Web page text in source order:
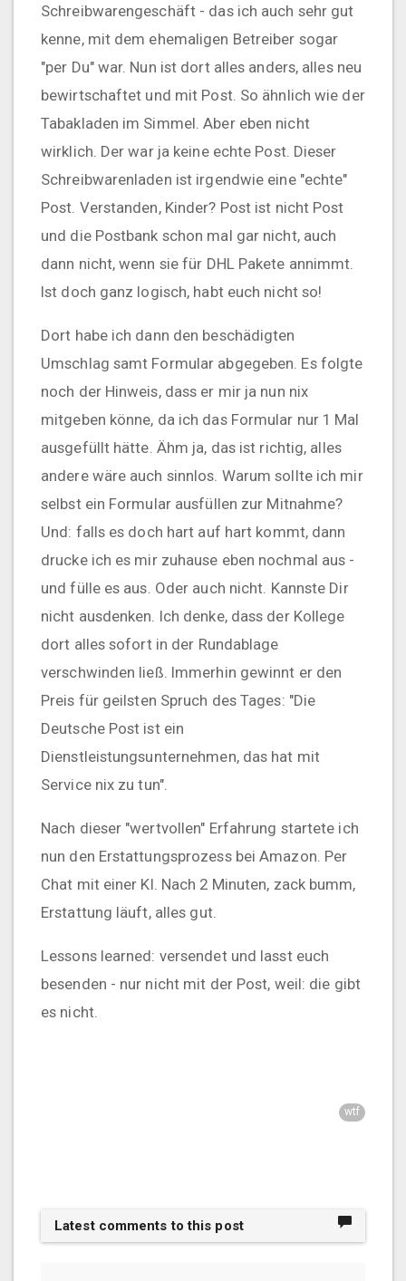
Schreibwarengeschäft - das ich auch sehr gut
kenne, mit dem ehemaligen Betreiber sogar
"per Du" war. Nun ist dort alles anders, alles neu
bewirtschaftet und mit Post. So ähnlich wie der
Tabakladen im Simmel. Aber eben nicht
wirklich. Der war ja keine echte Post. Dieser
Schreibwarenladen ist irgendwie eine "echte"
Post. Verstanden, Kinder? Post ist nicht Post
und die Postbank schon mal gar nicht, auch
dann nicht, wenn sie für DHL Pakete annimmt.
Ist doch ganz logisch, habt euch nicht so!
Dort habe ich dann den beschädigten
Umschlag samt Formular abgegeben. Es folgte
noch der Hinweis, dass er mir ja nun nix
mitgeben könne, da ich das Formular nur 1 Mal
ausgefüllt hätte. Ähm ja, das ist richtig, alles
andere wäre auch sinnlos. Warum sollte ich mir
selbst ein Formular ausfüllen zur Mitnahme?
Und: falls es doch hart auf hart kommt, dann
drucke ich es mir zuhause eben nochmal aus -
und fülle es aus. Oder auch nicht. Kannste Dir
nicht ausdenken. Ich denke, dass der Kollege
dort alles sofort in der Rundablage
verschwinden ließ. Immerhin gewinnt er den
Preis für geilsten Spruch des Tages: "Die
Deutsche Post ist ein
Dienstleistungsunternehmen, das hat mit
Service nix zu tun".
Nach dieser "wertvollen" Erfahrung startete ich
nun den Erstattungsprozess bei Amazon. Per
Chat mit einer KI. Nach 2 Minuten, zack bumm,
Erstattung läuft, alles gut.
Lessons learned: versendet und lasst euch
besenden - nur nicht mit der Post, weil: die gibt
es nicht.
wtf
Latest comments to this post